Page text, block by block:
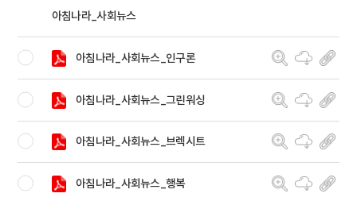
아침나라_사회뉴스
아침나라_사회뉴스_인구론
아침나라_사회뉴스_그린워싱
아침나라_사회뉴스_브렉시트
아침나라_사회뉴스_행복